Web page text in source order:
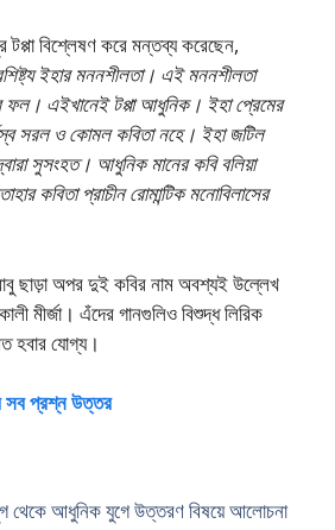
টপ্পা বিশ্লেষণ করে মন্তব্য করেছেন,
ইহার মননশীলতা। এই মননশীলতা
ফল। এইখানেই টপ্পা আধুনিক। ইহা প্রেমের
সরল ও কোমল কবিতা নহে। ইহা জটিল
সুসংহত। আধুনিক মানের কবি বলিয়া
কবিতা প্রাচীন রােমান্টিক মনােবিলাসের
ছাড়া অপর দুই কবির নাম অবশ্যই উল্লেখ
মীর্জা। এঁদের গানগুলিও বিশুদ্ধ লিরিক
হবার যােগ্য।
সব প্রশ্ন উত্তর
থেকে আধুনিক যুগে উত্তরণ বিষয়ে আলােচনা